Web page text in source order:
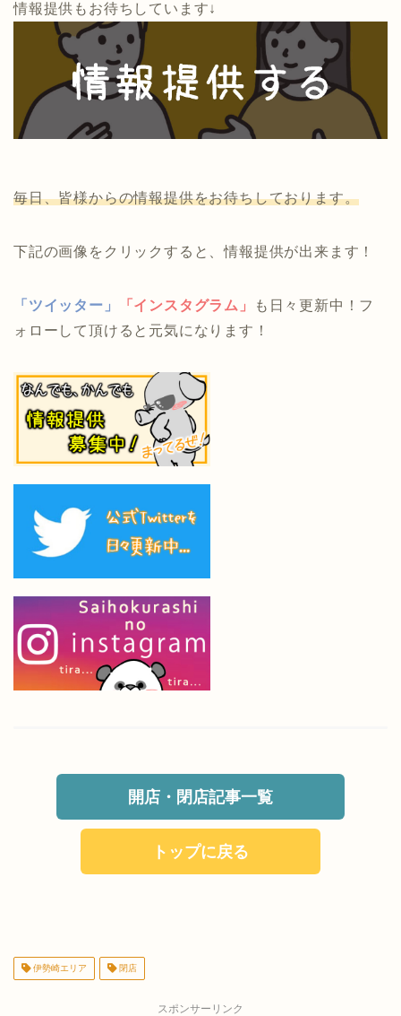
情報提供もお待ちしています↓
毎日、皆様からの情報提供をお待ちしております。
下記の画像をクリックすると、情報提供が出来ます！
「ツイッター」 「インスタグラム」
も日々更新中！フ
ォローして頂けると元気になります！
開店・閉店記事一覧
トップに戻る
伊勢崎エリア 閉店
スポンサーリンク